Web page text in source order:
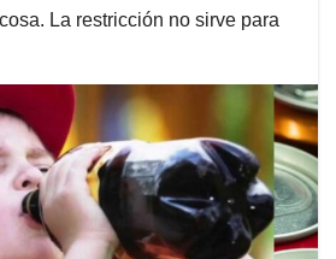
La restricción no sirve para